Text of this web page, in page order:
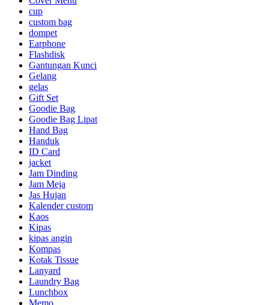
cup
custom bag
dompet
Earphone
Flashdisk
Gantungan Kunci
Gelang
gelas
Gift Set
Goodie Bag
Goodie Bag Lipat
Hand Bag
Handuk
ID Card
jacket
Jam Dinding
Jam Meja
Jas Hujan
Kalender custom
Kaos
Kipas
kipas angin
Kompas
Kotak Tissue
Lanyard
Laundry Bag
Lunchbox